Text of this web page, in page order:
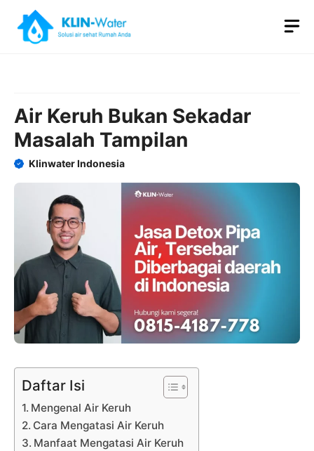
content
Air Keruh Bukan Sekadar
Masalah Tampilan
Klinwater Indonesia
Daftar Isi
Mengenal Air Keruh
Cara Mengatasi Air Keruh
Manfaat Mengatasi Air Keruh